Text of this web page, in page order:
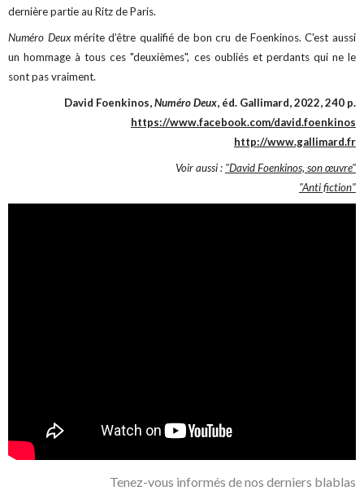
dernière partie au Ritz de Paris.
Numéro Deuxmérite d’être qualifié de bon cru de Foenkinos. C'est aussi
un hommage à tous ces "deuxièmes", ces oubliés et perdants qui ne le
sont pas vraiment.
David Foenkinos,Numéro Deux, éd. Gallimard, 2022, 240 p.
https://www.facebook.com/david.foenkinos
http://www.gallimard.fr
Voir aussi : "David Foenkinos, son œuvre"
"Anti fiction"
Tenez-vous informés de nos derniers blablas